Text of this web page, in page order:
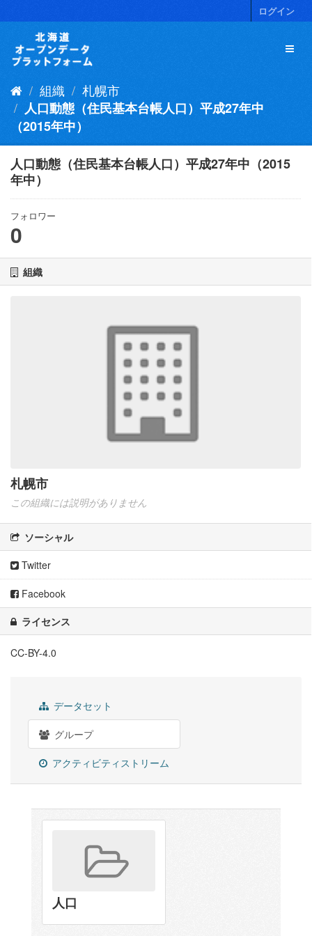
キ
ログイン
組織
札幌市
人口動態（住民基本台帳人口）平成27年中
（2015年中）
人口動態（住民基本台帳人口）平成27年中（2015
年中）
フォロワー
0
組織
札幌市
この組織には説明がありません
ソーシャル
Twitter
Facebook
ライセンス
CC-BY-4.0
データセット
グループ
アクティビティストリーム
人口